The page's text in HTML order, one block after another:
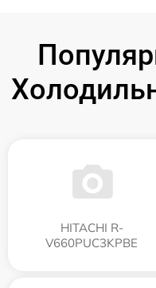
HITACHI R-
V660PUC3KPBE